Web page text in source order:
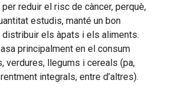
reduir el risc de càncer, perquè,
estudis, manté un bon
distribuir els àpats i els aliments.
principalment en el consum
verdures, llegums i cereals (pa,
integrals, entre d’altres).